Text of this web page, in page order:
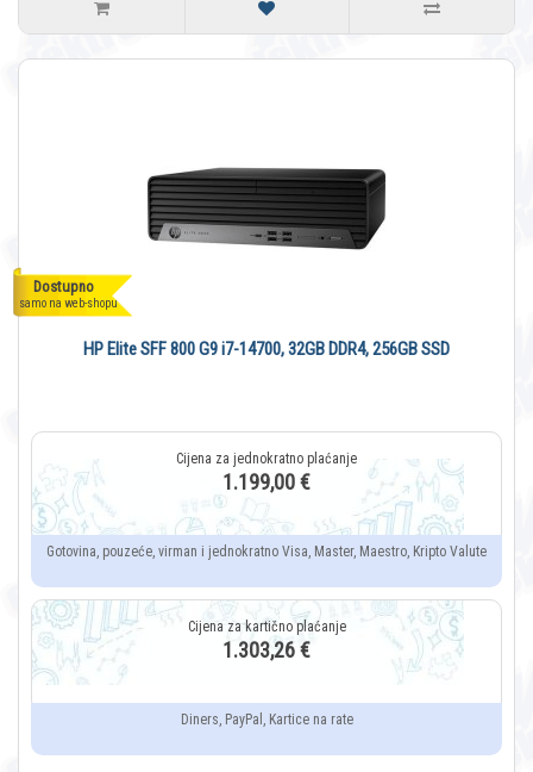
Dostupno
samo na web-shopu
HP Elite SFF 800 G9 i7-14700, 32GB DDR4, 256GB SSD
1.199,00 €
Gotovina, pouzeće, virman i jednokratno Visa, Master, Maestro, Kripto Valute
1.303,26 €
Diners, PayPal, Kartice na rate